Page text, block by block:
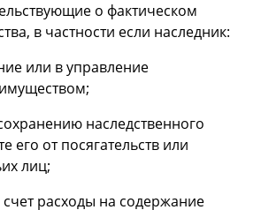
о фактическом
в частности если наследник:
или в управление
наследственного
его от посягательств или
лиц;
расходы на содержание